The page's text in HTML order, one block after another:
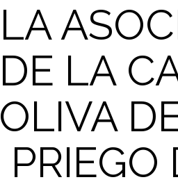
LA
DE LA
OLIVA